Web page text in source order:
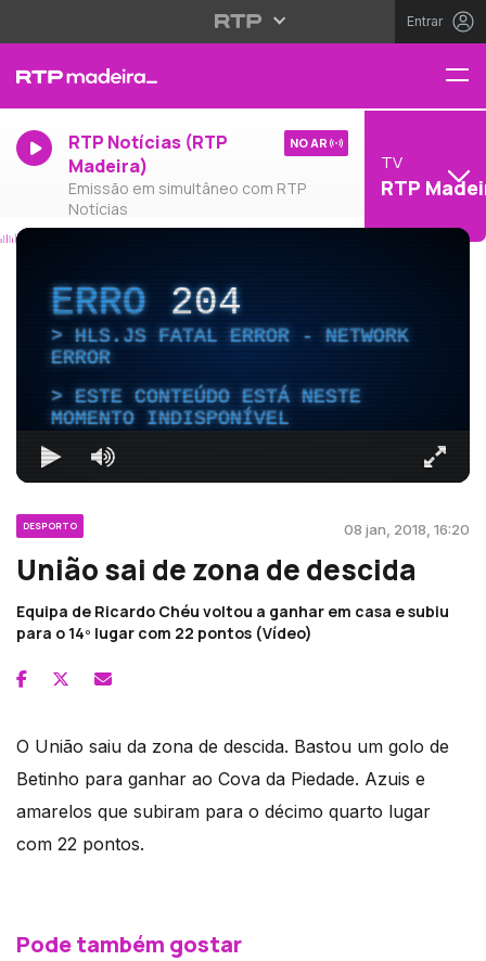
Entrar
RTP Notícias (RTP
Madeira)
Emissão em simultâneo com RTP
Notícias
NO AR
TV
RTP
ERRO204
HLS.JS FATAL ERROR - NETWORK
ERROR
ESTE CONTEÚDO ESTÁ NESTE
MOMENTO INDISPONÍVEL
DESPORTO 08 jan, 2018, 16:20
União sai de zona de descida
Equipa de Ricardo Chéu voltou a ganhar em casa e subiu
para o 14º lugar com 22 pontos (Vídeo)
O União saiu da zona de descida. Bastou um golo de
Betinho para ganhar ao Cova da Piedade. Azuis e
amarelos que subiram para o décimo quarto lugar
com 22 pontos.
Pode também gostar